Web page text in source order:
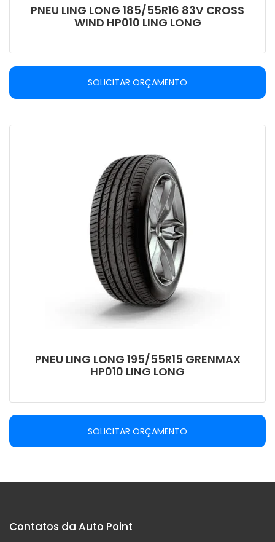
PNEU LING LONG 185/55R16 83V CROSS
WIND HP010 LING LONG
SOLICITAR ORÇAMENTO
PNEU LING LONG 195/55R15 GRENMAX
HP010 LING LONG
SOLICITAR ORÇAMENTO
Contatos da Auto Point